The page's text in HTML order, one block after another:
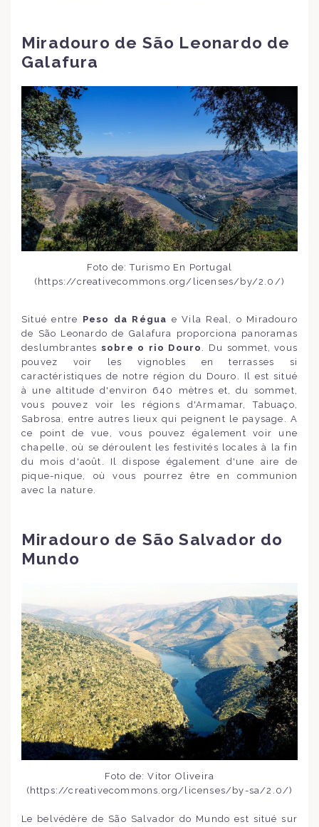
Miradouro de São Leonardo de
Galafura
Foto de: Turismo En Portugal
(https://creativecommons.org/licenses/by/2.0/)
Situé entre Peso da Régua e Vila Real, o Miradouro
de São Leonardo de Galafura proporciona panoramas
deslumbrantes sobre o rio Douro
. Du sommet, vous
pouvez voir les vignobles en terrasses si
caractéristiques de notre région du Douro. Il est situé
à une altitude d'environ 640 mètres et, du sommet,
vous pouvez voir les régions d'Armamar, Tabuaço,
Sabrosa, entre autres lieux qui peignent le paysage. A
ce point de vue, vous pouvez également voir une
chapelle, où se déroulent les festivités locales à la fin
du mois d'août. Il dispose également d'une aire de
pique-nique, où vous pourrez être en communion
avec la nature.
Miradouro de São Salvador do
Mundo
Foto de: Vitor Oliveira
(https://creativecommons.org/licenses/by-sa/2.0/)
Le belvédère de São Salvador do Mundo est situé sur